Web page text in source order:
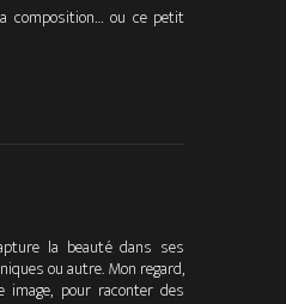
composition… ou ce petit
la beauté dans ses
ou autre. Mon regard,
pour raconter des